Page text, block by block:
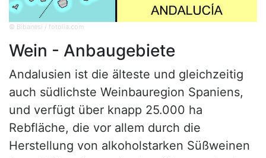
© Bibanesi / fotolia.com
Wein - Anbaugebiete
Andalusien ist die älteste und gleichzeitig
auch südlichste Weinbauregion Spaniens,
und verfügt über knapp 25.000 ha
Rebfläche, die vor allem durch die
Herstellung von alkoholstarken Süßweinen